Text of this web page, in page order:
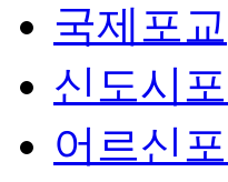
국제포교
신도시
어르신